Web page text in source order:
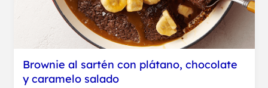
Brownie al sartén con plátano, chocolate
y caramelo salado